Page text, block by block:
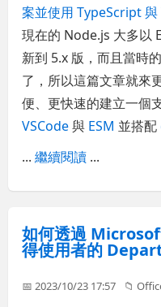
案並使用 TypeScript
現在的 Node.js 大多以
新到 5.x 版，而且當時
了，所以這篇文章就來
便、更快速的建立一個
VSCode與 ESM 並搭配
...繼續閱讀 ...
如何透過
得使用者的
📅 2023/10/23 17:57 📁